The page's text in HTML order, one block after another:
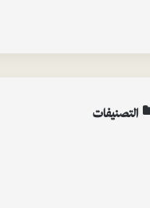
التصنيفات